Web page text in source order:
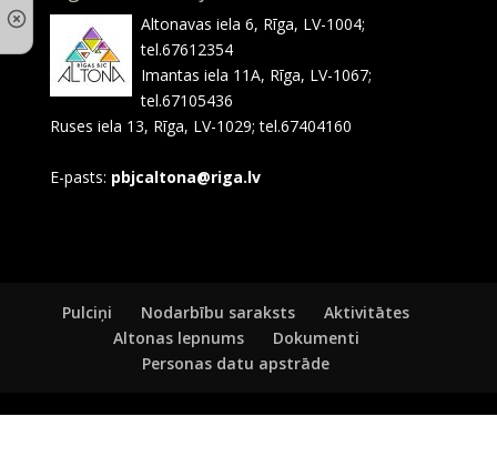
Altonavas iela 6, Rīga, LV-1004;
tel.67612354
Imantas iela 11A, Rīga, LV-1067;
tel.67105436
Ruses iela 13, Rīga, LV-1029; tel.67404160
E-pasts: pbjcaltona@riga.lv
Pulciņi Nodarbību saraksts
Aktivitātes
Altonas lepnums
Dokumenti
Personas datu apstrāde